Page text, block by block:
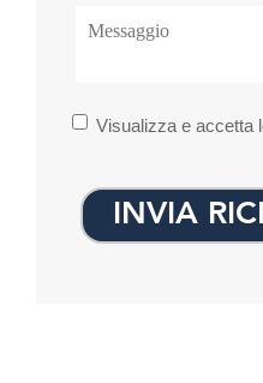
Visualizza e accetta
INVIA